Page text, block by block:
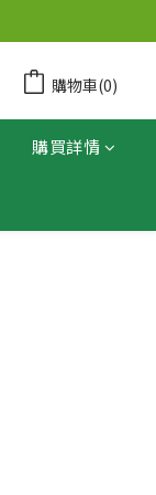
購物車(0)
購買詳情